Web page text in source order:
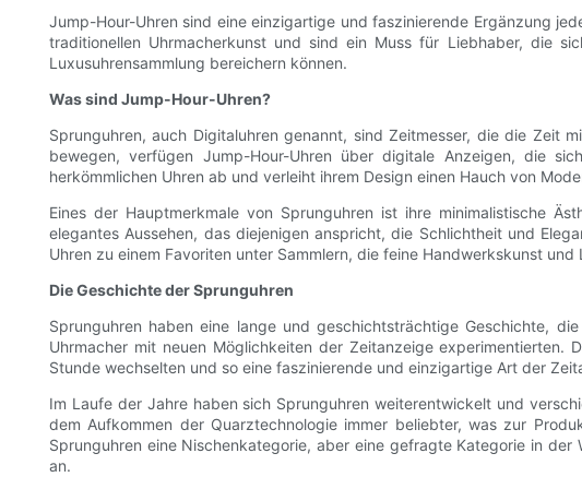
Jump-Hour-Uhren sind eine einzigartige und faszinierende Ergänzung
traditionellen Uhrmacherkunst und sind ein Muss für Liebhaber, die
Luxusuhrensammlung bereichern können.
Was sind Jump-Hour-Uhren?
Sprunguhren, auch Digitaluhren genannt, sind Zeitmesser, die die Zeit
bewegen, verfügen Jump-Hour-Uhren über digitale Anzeigen, die
herkömmlichen Uhren ab und verleiht ihrem Design einen Hauch von
Eines der Hauptmerkmale von Sprunguhren ist ihre minimalistische
elegantes Aussehen, das diejenigen anspricht, die Schlichtheit und
Uhren zu einem Favoriten unter Sammlern, die feine Handwerkskunst
Die Geschichte der Sprunguhren
Sprunguhren haben eine lange und geschichtsträchtige Geschichte,
Uhrmacher mit neuen Möglichkeiten der Zeitanzeige
Stunde wechselten und so eine faszinierende und einzigartige Art der
Im Laufe der Jahre haben sich Sprunguhren weiterentwickelt und
dem Aufkommen der Quarztechnologie immer beliebter, was zur
Sprunguhren eine Nischenkategorie, aber eine gefragte Kategorie in
an.